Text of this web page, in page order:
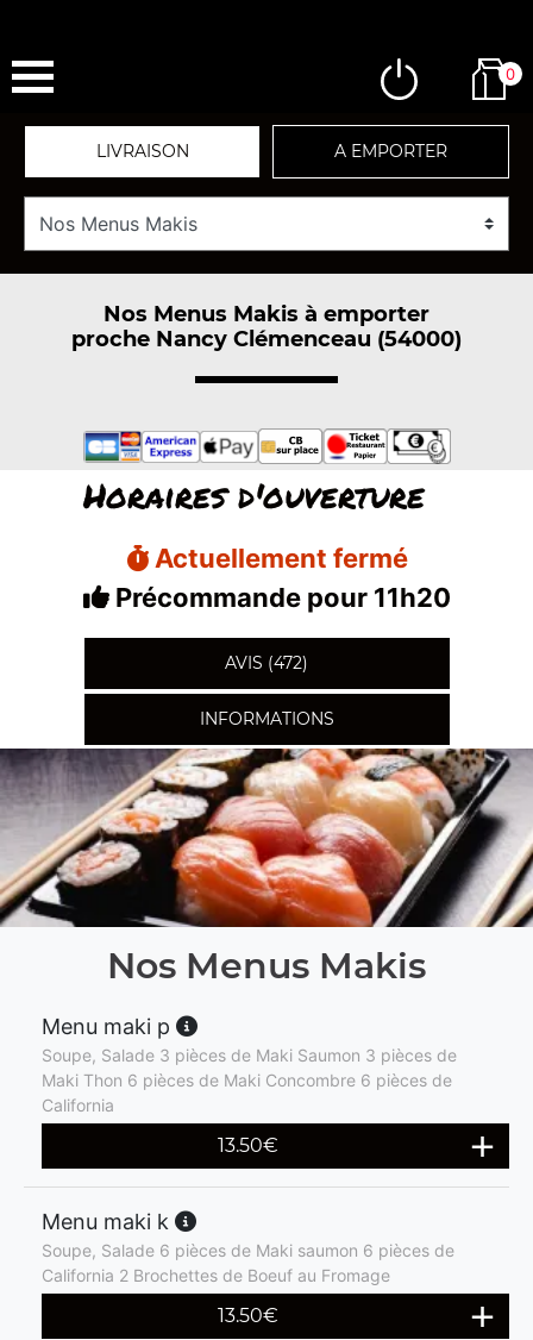
0
LIVRAISON A EMPORTER
Nos Menus Makis à emporter
proche Nancy Clémenceau (54000)
Horaires d'ouverture
Actuellement fermé
Précommande pour 11h20
AVIS (472)
INFORMATIONS
Nos Menus Makis
Menu maki p
Soupe, Salade 3 pièces de Maki Saumon 3 pièces de
Maki Thon 6 pièces de Maki Concombre 6 pièces de
California
13.50€
Menu maki k
Soupe, Salade 6 pièces de Maki saumon 6 pièces de
California 2 Brochettes de Boeuf au Fromage
13.50€